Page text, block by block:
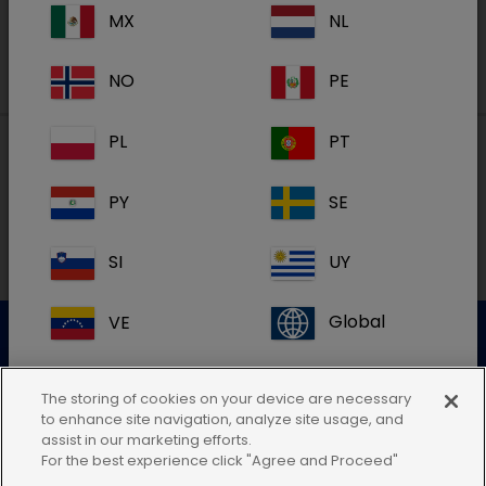
Paikalliset osoitteet
Asiakaspalvelu
Lisätietoja saat ottamalla yhteyttä asiakaspalveluumme
MX NL
NO PE
PL PT
PY SE
SI UY
VE Global
Jos et löydä maasi sijaintia, jätä tämä
The storing of cookies on your device are necessary
to enhance site navigation, analyze site usage, and
assist in our marketing efforts.
For the best experience click "Agree and Proceed"